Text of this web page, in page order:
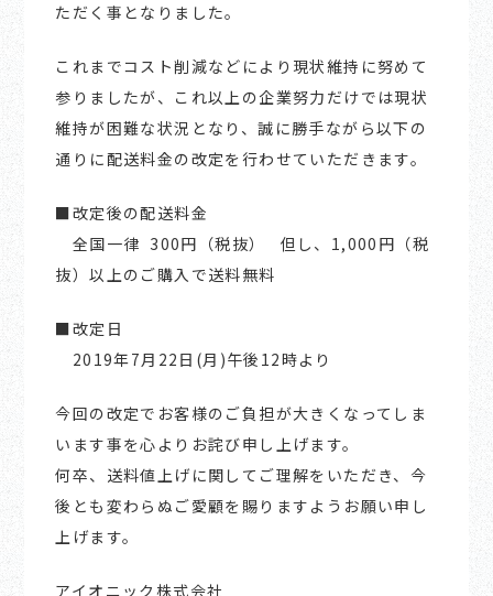
ただく事となりました。
これまでコスト削減などにより現状維持に努めて
参りましたが、これ以上の企業努力だけでは現状
維持が困難な状況となり、誠に勝手ながら以下の
通りに配送料金の改定を行わせていただきます。
■改定後の配送料金
全国一律 300円（税抜） 但し、1,000円（税
抜）以上のご購入で送料無料
■改定日
2019年7月22日(月)午後12時より
今回の改定でお客様のご負担が大きくなってしま
います事を心よりお詫び申し上げます。
何卒、送料値上げに関してご理解をいただき、今
後とも変わらぬご愛顧を賜りますようお願い申し
上げます。
アイオニック株式会社